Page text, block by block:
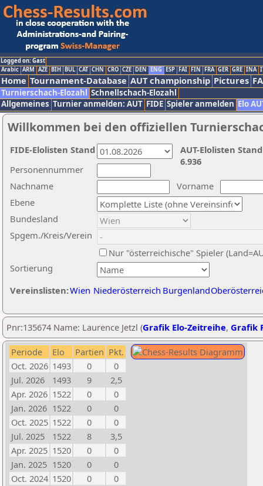
Logged on: Gast
Arabic ARM AZE BIH BUL CAT CHN CRO CZE DEN ENG ESP FAI FIN FRA GER GRE INA
Home Tournament-Database AUT championship Pictures
Turnierschach-Elozahl Schnellschach-Elozahl
Allgemeines Turnier anmelden: AUT FIDE Spieler anmelden Elo
Willkommen bei den offiziellen
Nachname
Vorname
Ebene
Sortierung
Personennummer
Bundesland
Spgem./Kreis/Verein
Nur "österreichische" Spieler
Vereinslisten:Wien Niederösterreich Burgenland
AUT-Elolisten
6.936
FIDE-Elolisten Stand
Pnr:135674 Name: Laurence Jetzl (Grafik Elo-Zeitreihe, Grafik
Periode Elo Partien Pkt.
Oct. 2026 1493 0
0
Jul. 2026
1493 9
2,5
Apr. 2026 1522 0
0
Jan. 2026 1522 0
0
Oct. 2025 1522 0
0
Jul. 2025
1522 8
3,5
Apr. 2025 1520 0
0
Jan. 2025 1520 0
0
Oct. 2024 1520 0
0